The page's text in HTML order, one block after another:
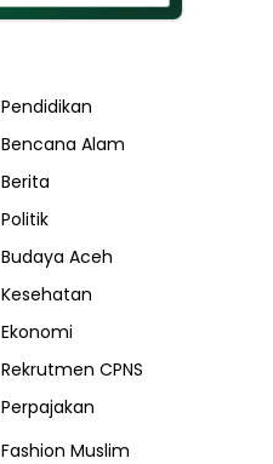
Pendidikan
Bencana Alam
Berita
Politik
Budaya Aceh
Kesehatan
Ekonomi
Rekrutmen CPNS
Perpajakan
Fashion Muslim